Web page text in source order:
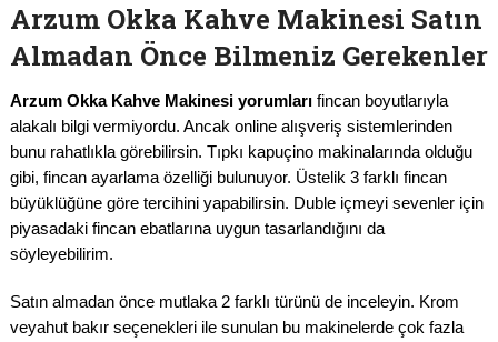
Arzum Okka Kahve Makinesi Satın
Almadan Önce Bilmeniz Gerekenler
Arzum Okka Kahve Makinesi yorumlarıfincan boyutlarıyla
alakalı bilgi vermiyordu. Ancak online alışveriş sistemlerinden
bunu rahatlıkla görebilirsin. Tıpkı kapuçino makinalarında olduğu
gibi, fincan ayarlama özelliği bulunuyor. Üstelik 3 farklı fincan
büyüklüğüne göre tercihini yapabilirsin. Duble içmeyi sevenler için
piyasadaki fincan ebatlarına uygun tasarlandığını da
söyleyebilirim.
Satın almadan önce mutlaka 2 farklı türünü de inceleyin. Krom
veyahut bakır seçenekleri ile sunulan bu makinelerde çok fazla